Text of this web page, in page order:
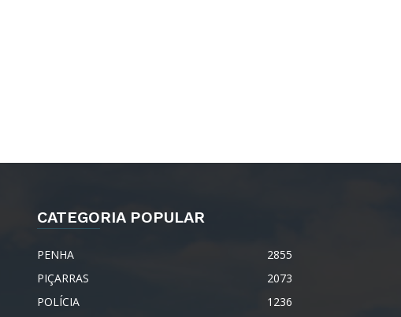
CATEGORIA POPULAR
PENHA
2855
PIÇARRAS
2073
POLÍCIA
1236